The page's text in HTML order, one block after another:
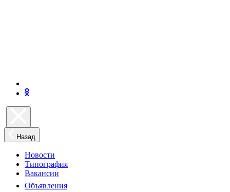
Назад
Новости
Типография
Вакансии
Объявления